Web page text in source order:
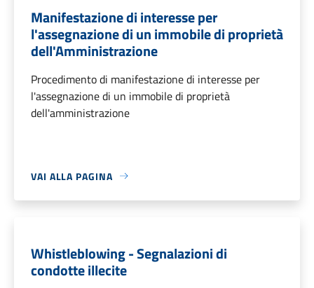
Manifestazione di interesse per
l'assegnazione di un immobile di proprietà
dell'Amministrazione
Procedimento di manifestazione di interesse per
l'assegnazione di un immobile di proprietà
dell'amministrazione
VAI ALLA PAGINA
Whistleblowing - Segnalazioni di
condotte illecite